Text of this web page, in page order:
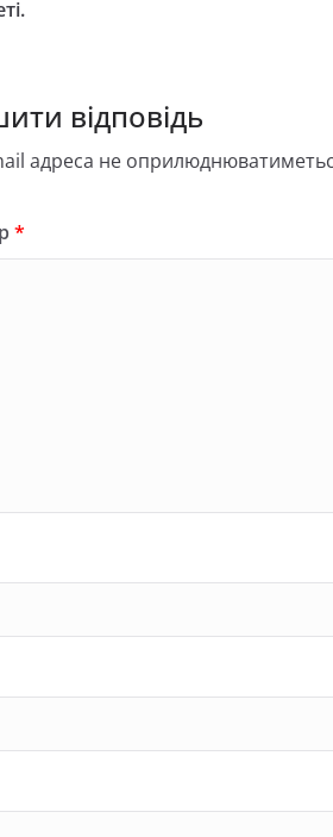
відповідь
адреса не
*